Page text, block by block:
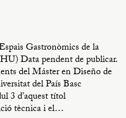
Gastronòmics de la
Data pendent de publicar.
del Máster en Diseño de
del País Basc
3 d’aquest títol
tècnica i el…